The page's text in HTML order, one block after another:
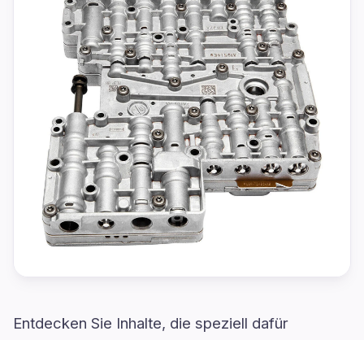
Entdecken Sie Inhalte, die speziell dafür